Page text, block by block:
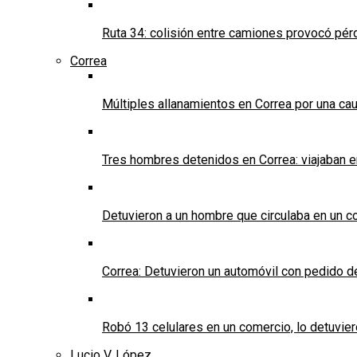
Ruta 34: colisión entre camiones provocó
Correa
Múltiples allanamientos en Correa por una
Tres hombres detenidos en Correa: viajaban
Detuvieron a un hombre que circulaba en un
Correa: Detuvieron un automóvil con pedido
Robó 13 celulares en un comercio, lo